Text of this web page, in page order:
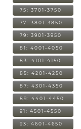
75: 3701-3750
77: 3801-3850
79: 3901-3950
81: 4001-4050
83: 4101-4150
85: 4201-4250
87: 4301-4350
89: 4401-4450
91: 4501-4550
93: 4601-4650